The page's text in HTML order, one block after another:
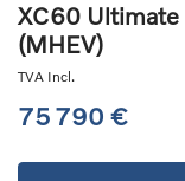
XC60
(MHEV)
TVA Incl.
75 790 €